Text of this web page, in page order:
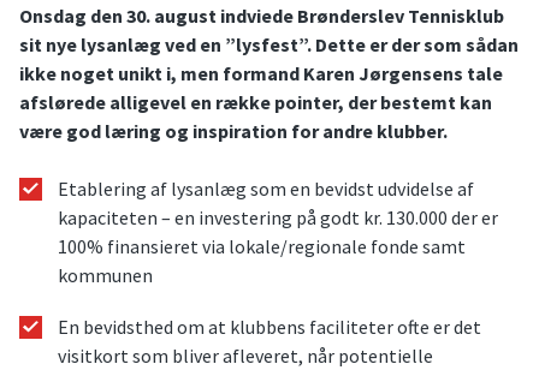
Onsdag den 30. august indviede Brønderslev Tennisklub
sit nye lysanlæg ved en ”lysfest”. Dette er der som sådan
ikke noget unikt i, men formand Karen Jørgensens tale
afslørede alligevel en række pointer, der bestemt kan
være god læring og inspiration for andre klubber.
Etablering af lysanlæg som en bevidst udvidelse af
kapaciteten – en investering på godt kr. 130.000 der er
100% finansieret via lokale/regionale fonde samt
kommunen
En bevidsthed om at klubbens faciliteter ofte er det
visitkort som bliver afleveret, når potentielle